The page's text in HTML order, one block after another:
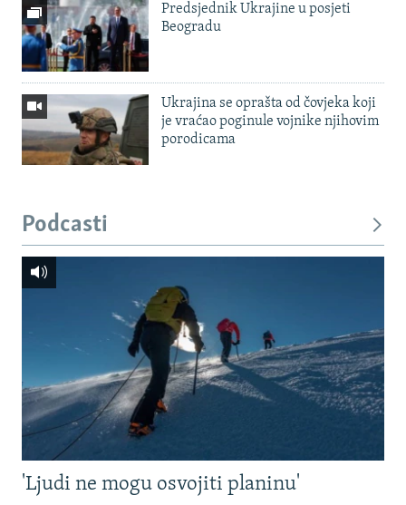
Predsjednik Ukrajine u posjeti
Beogradu
Ukrajina se oprašta od čovjeka koji
je vraćao poginule vojnike njihovim
porodicama
Podcasti
'Ljudi ne mogu osvojiti planinu'